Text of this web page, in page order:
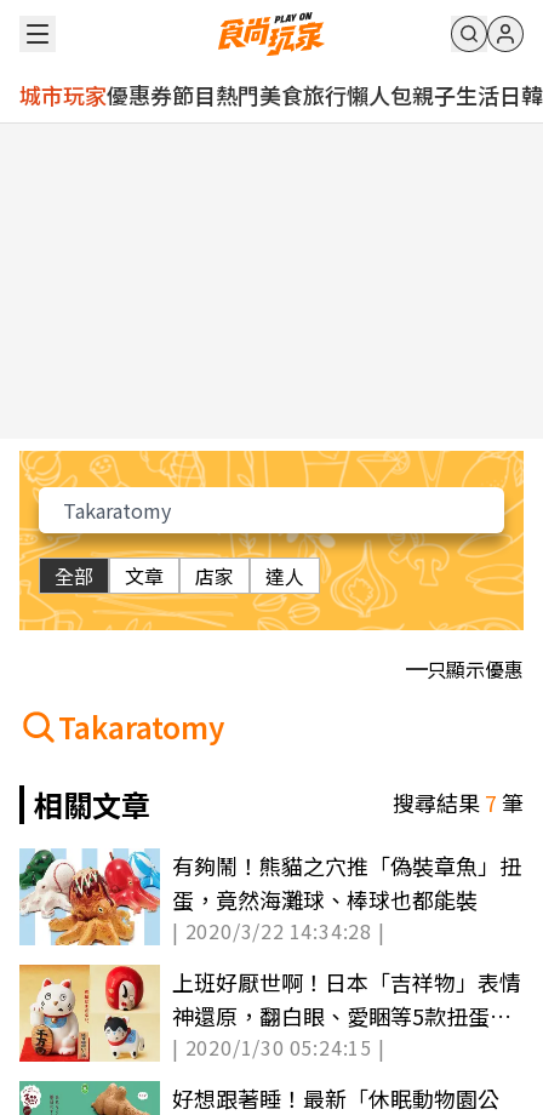
城市玩家優惠券節目熱門美食旅行懶人包親子生活日韓
全部 文章 店家 達人
只顯示優惠
Takaratomy
相關文章
搜尋結果7筆
有夠鬧！熊貓之穴推「偽裝章魚」扭
蛋，竟然海灘球、棒球也都能裝
| 2020/3/22 14:34:28 |
上班好厭世啊！日本「吉祥物」表情
神還原，翻白眼、愛睏等5款扭蛋必
收藏
| 2020/1/30 05:24:15 |
好想跟著睡！最新「休眠動物園公